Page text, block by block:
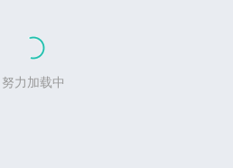
努力加载中
努力加载中